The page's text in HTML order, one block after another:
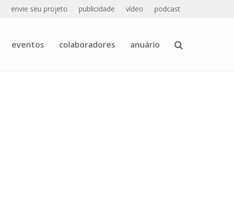
envie seu projeto publicidade vídeo podcast
eventos colaboradores anuário